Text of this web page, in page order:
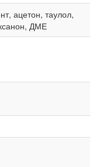
ацетон, таулол,
ДМЕ